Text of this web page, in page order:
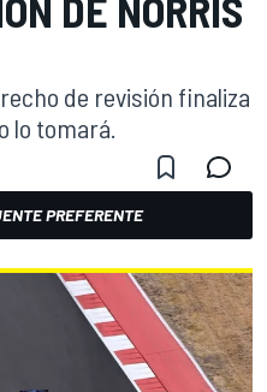
de revisión finaliza
lo tomará.
PREFERENTE